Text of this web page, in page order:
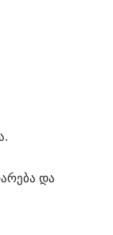
და